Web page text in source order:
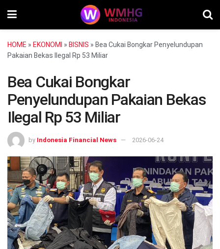
HOME » EKONOMI » BISNIS » Bea Cukai Bongkar Penyelundupan
Pakaian Bekas Ilegal Rp 53 Miliar
Bea Cukai Bongkar
Penyelundupan Pakaian Bekas
Ilegal Rp 53 Miliar
by Indonesia Financial News 2026-06-24